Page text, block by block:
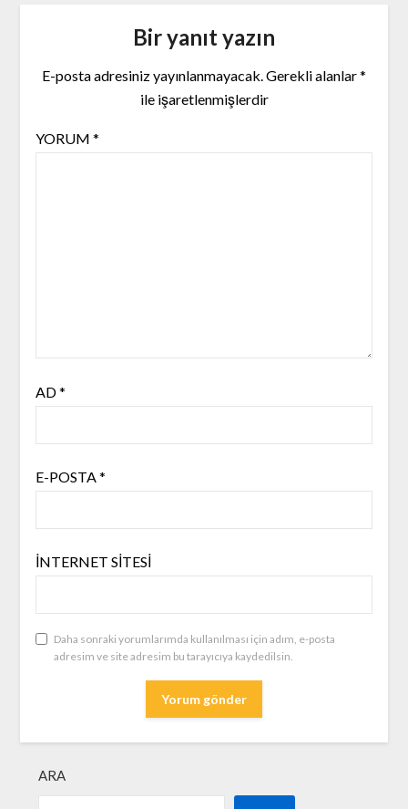
Bir yanıt yazın
E-posta adresiniz yayınlanmayacak.Gerekli alanlar*
ile işaretlenmişlerdir
YORUM *
AD*
E-POSTA*
İNTERNET SITESI
Daha sonraki yorumlarımda kullanılması için adım, e-posta
adresim ve site adresim bu tarayıcıya kaydedilsin.
ARA